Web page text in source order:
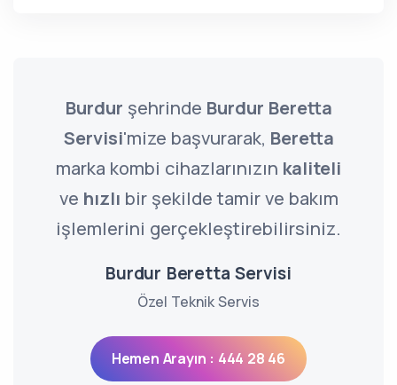
Burdur şehrinde Burdur Beretta
Servisi'mize başvurarak, Beretta
marka kombi cihazlarınızın kaliteli
ve hızlı bir şekilde tamir ve bakım
işlemlerini gerçekleştirebilirsiniz.
Burdur Beretta Servisi
Özel Teknik Servis
Hemen Arayın : 444 28 46